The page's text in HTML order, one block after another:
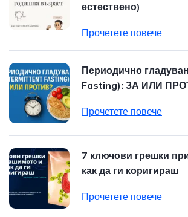
естествено)
Прочетете повече
Периодично
Fasting): ЗА ИЛИ
Прочетете повече
7 ключови грешки
как да ги коригираш
Прочетете повече